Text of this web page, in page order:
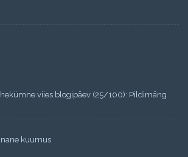
viies blogipäev (25/100): Pildimäng
kuumus